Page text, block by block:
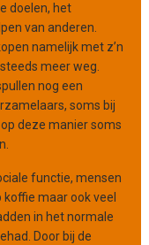
doelen, het
van anderen.
namelijk met z’n
meer weg.
nog een
soms bij
deze manier soms
functie, mensen
maar ook veel
in het normale
Door bij de